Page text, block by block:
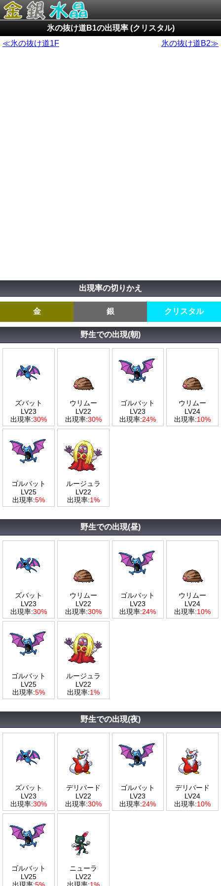
氷の抜け道B1の出現率 (クリスタル)
≪氷の抜け道1F
氷の抜け道B2≫
出現率の切りかえ
金 銀 クリスタル
野生での出現(朝)
ズバット
LV23
出現率:30%
ウリムー
LV22
出現率:30%
ゴルバット
LV23
出現率:24%
ウリムー
LV24
出現率:10%
ゴルバット
LV25
出現率:5%
ルージュラ
LV22
出現率:1%
野生での出現(昼)
ズバット
LV23
出現率:30%
ウリムー
LV22
出現率:30%
ゴルバット
LV23
出現率:24%
ウリムー
LV24
出現率:10%
ゴルバット
LV25
出現率:5%
ルージュラ
LV22
出現率:1%
野生での出現(夜)
ズバット
LV23
出現率:30%
デリバード
LV22
出現率:30%
ゴルバット
LV23
出現率:24%
デリバード
LV24
出現率:10%
ゴルバット
LV25
ニューラ
LV22